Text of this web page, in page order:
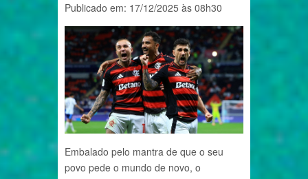
Publicado em: 17/12/2025 às 08h30
Embalado pelo mantra de que o seu
povo pede o mundo de novo, o